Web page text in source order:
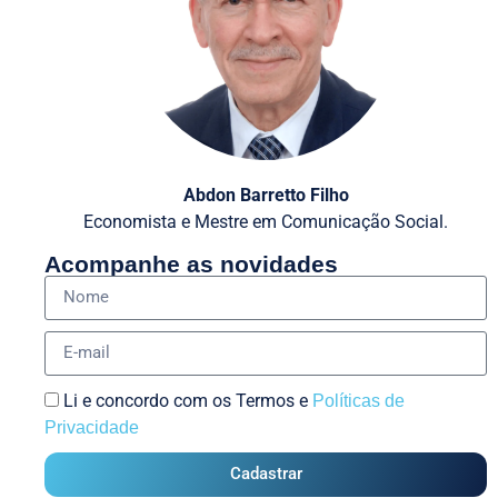
Abdon Barretto Filho
Economista e Mestre em Comunicação Social.
Acompanhe as novidades
Li e concordo com os Termos e Políticas de
Privacidade
Cadastrar